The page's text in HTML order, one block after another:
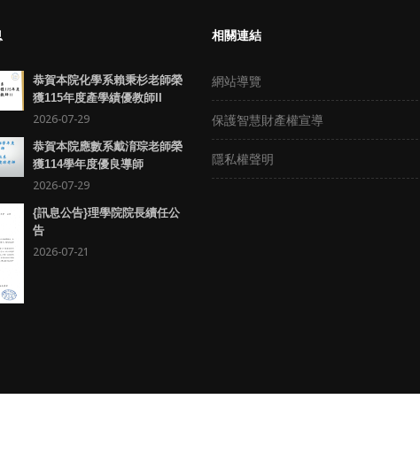
恭賀本院化學系賴秉杉老師榮
獲115年度產學績優教師II
2026-07-29
恭賀本院應數系戴淯琮老師榮
獲114學年度優良導師
2026-07-29
{訊息公告}理學院院長續任公
告
2026-07-21
相關連結
網站導覽
保護智慧財產權宣導
隱私權聲明